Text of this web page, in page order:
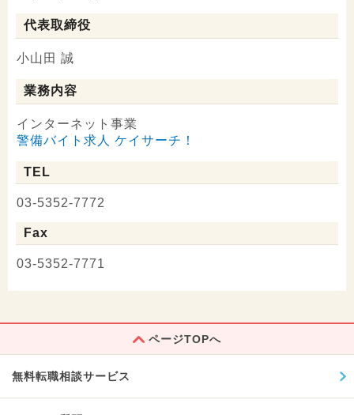
代表取締役
小山田 誠
業務内容
インターネット事業
警備バイト求人 ケイサーチ！
TEL
03-5352-7772
Fax
03-5352-7771
ページTOPへ
無料転職相談サービス